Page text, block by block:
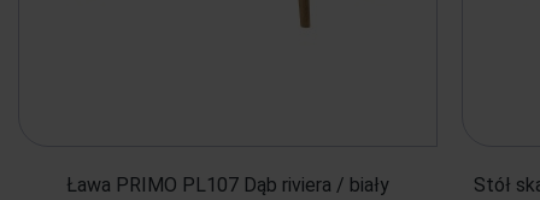
Ława PRIMO PL107 Dąb riviera / biały Stół